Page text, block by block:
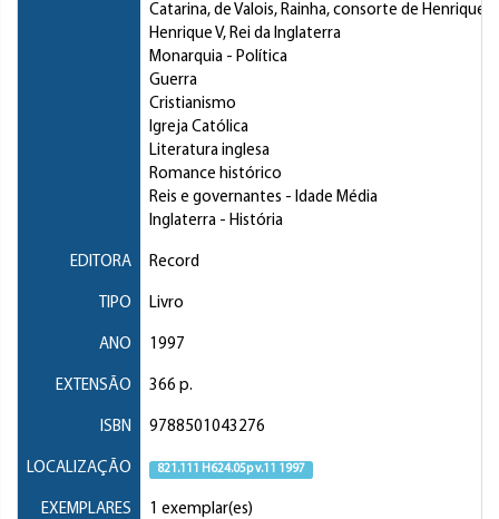
Catarina, de Valois, Rainha, consorte de Henrique
Henrique V, Rei da Inglaterra
Monarquia - Política
Guerra
Cristianismo
Igreja Católica
Literatura inglesa
Romance histórico
Reis e governantes - Idade Média
Inglaterra - História
EDITORA Record
TIPO Livro
ANO 1997
EXTENSÃO 366 p.
ISBN 9788501043276
LOCALIZAÇÃO 821.111 H624.05p v.11 1997
EXEMPLARES 1 exemplar(es)